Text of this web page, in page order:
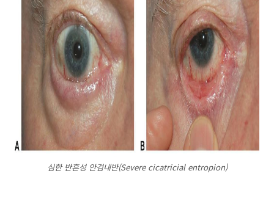
심한 반흔성 안검내반(Severe cicatricial entropion)